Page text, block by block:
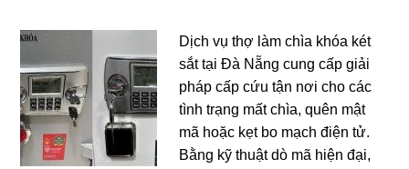
Dịch vụ thợ làm chìa khóa két
sắt tại Đà Nẵng cung cấp giải
pháp cấp cứu tận nơi cho các
tình trạng mất chìa, quên mật
mã hoặc kẹt bo mạch điện tử.
Bằng kỹ thuật dò mã hiện đại,